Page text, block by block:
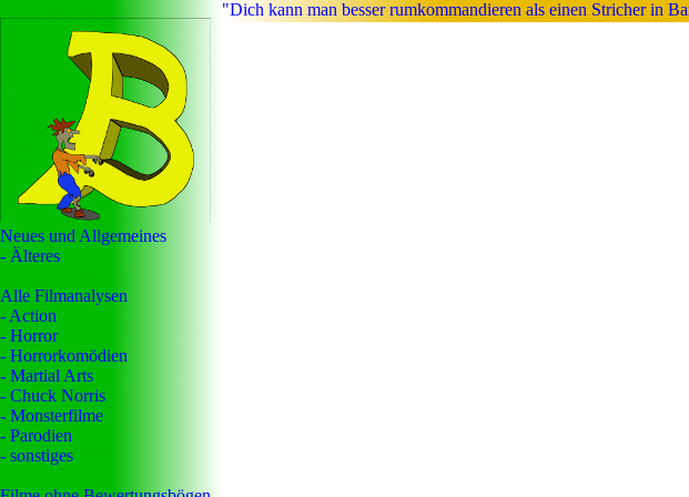
Neues und Allgemeines
- Älteres
Alle Filmanalysen
- Action
- Horror
- Horrorkomödien
- Martial Arts
- Chuck Norris
- Monsterfilme
- Parodien
- sonstiges
"Dich kann man besser rumkommandieren als einen Stricher in